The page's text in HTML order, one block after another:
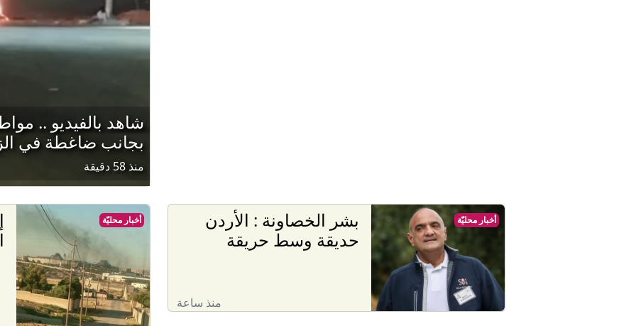
شاهد بالفيديو ..
بجانب ضاغطة في
منذ 58 دقيقة
بشر الخصاونة : الأردن
حديقة وسط حريقة
منذ ساعة
أخبار محليّة أخبار محليّة